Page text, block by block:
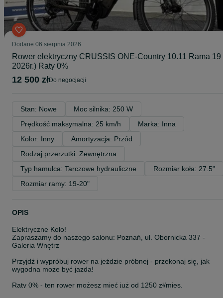
Dodane 06 sierpnia 2026
Rower elektryczny CRUSSIS ONE-Country 10.11 Rama 19
2026r.) Raty 0%
12 500 zł do negocjacji
Stan: Nowe
Moc silnika: 250 W
Prędkość maksymalna: 25 km/h
Marka: Inna
Kolor: Inny
Amortyzacja: Przód
Rodzaj przerzutki: Zewnętrzna
Typ hamulca: Tarczowe hydrauliczne
Rozmiar koła: 27.5"
Rozmiar ramy: 19-20"
OPIS
Elektryczne Koło!
Zapraszamy do naszego salonu: Poznań, ul. Obornicka 337 -
Galeria Wnętrz
Przyjdź i wypróbuj rower na jeździe próbnej - przekonaj się, jak
wygodna może być jazda!
Raty 0% - ten rower możesz mieć już od 1250 zł/mies.